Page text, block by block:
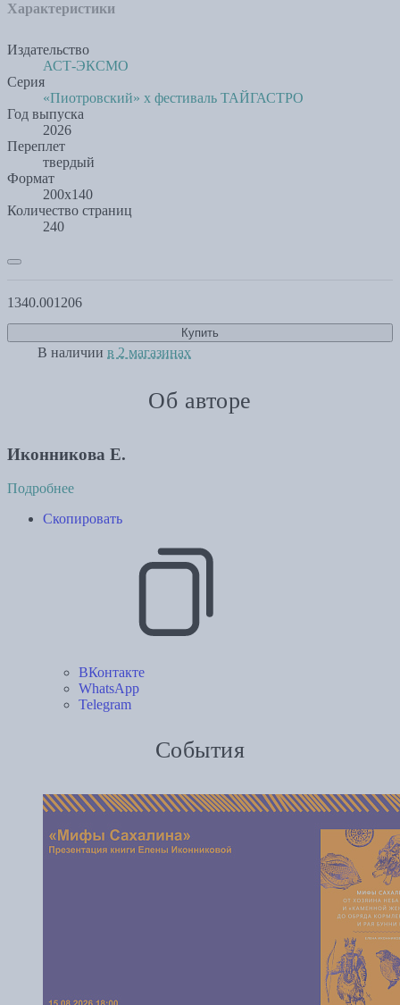
Характеристики
Издательство
АСТ-ЭКСМО
Серия
«Пиотровский» х фестиваль ТАЙГАСТРО
Год выпуска
2026
Переплет
твердый
Формат
200х140
Количество страниц
240
1340.001206
Купить
В наличии в 2 магазинах
Об авторе
Иконникова Е.
Подробнее
Скопировать
ВКонтакте
WhatsApp
Telegram
События